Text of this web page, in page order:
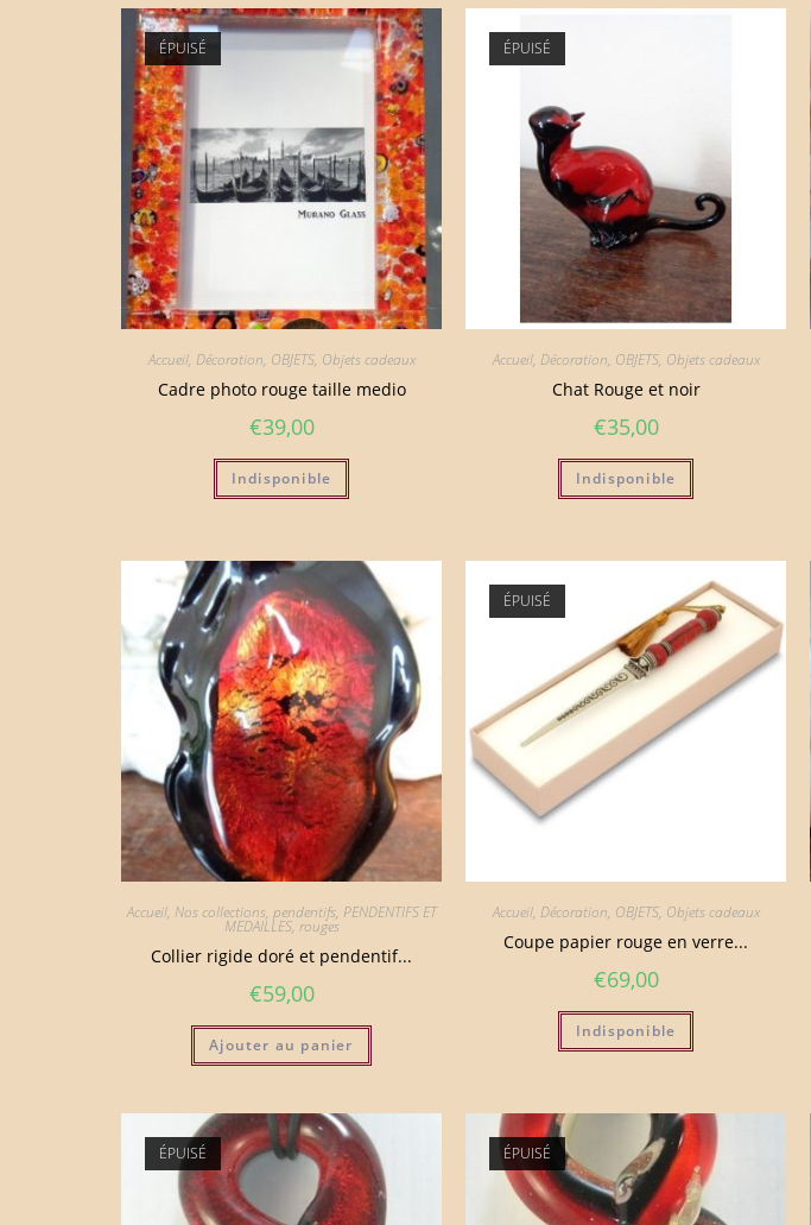
ÉPUISÉ
Accueil, Décoration, OBJETS, Objets cadeaux
Cadre photo rouge taille medio
€39,00
Indisponible
ÉPUISÉ
Accueil, Décoration, OBJETS, Objets cadeaux
Chat Rouge et noir
€35,00
Indisponible
Accueil, Nos collections, pendentifs, PENDENTIFS ET
MEDAILLES, rouges
Collier rigide doré et pendentif...
€59,00
Ajouter au panier
ÉPUISÉ
Accueil, Décoration, OBJETS, Objets cadeaux
Coupe papier rouge en verre...
€69,00
Indisponible
ÉPUISÉ ÉPUISÉ